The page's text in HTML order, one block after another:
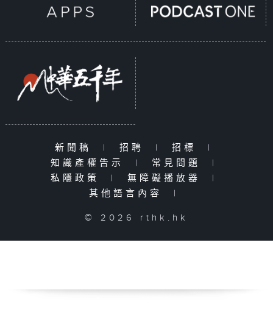
新聞稿 | 招聘 | 招標
|
知識產權告示
| 常見問題
|
私隱政策
| 無障礙播放器
|
其他語言內容
|
© 2026 rthk.hk